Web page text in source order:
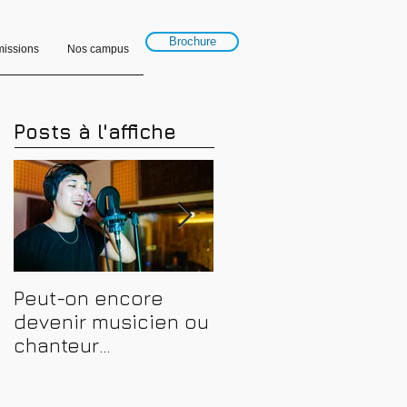
Nos campus
Brochure
Posts à l'affiche
Peut-on encore
devenir musicien ou
chanteur